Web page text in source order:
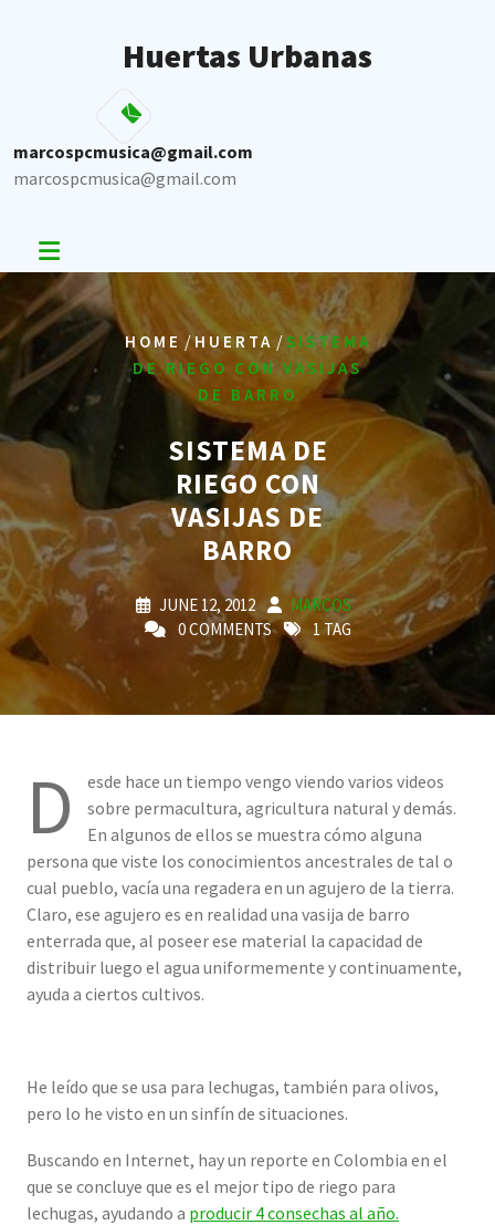
Huertas Urbanas
marcospcmusica@gmail.com
marcospcmusica@gmail.com
HOME /HUERTA / SISTEMA
DE RIEGO CON VASIJAS
DE BARRO
SISTEMA DE
RIEGO CON
VASIJAS DE
BARRO
JUNE 12, 2012
MARCOS
0 COMMENTS
1 TAG
D
esde hace un tiempo vengo viendo varios videos
sobre permacultura, agricultura natural y demás.
En algunos de ellos se muestra cómo alguna
persona que viste los conocimientos ancestrales de tal o
cual pueblo, vacía una regadera en un agujero de la tierra.
Claro, ese agujero es en realidad una vasija de barro
enterrada que, al poseer ese material la capacidad de
distribuir luego el agua uniformemente y continuamente,
ayuda a ciertos cultivos.
He leído que se usa para lechugas, también para olivos,
pero lo he visto en un sinfín de situaciones.
Buscando en Internet, hay un reporte en Colombia en el
que se concluye que es el mejor tipo de riego para
lechugas, ayudando a producir 4 consechas al año.